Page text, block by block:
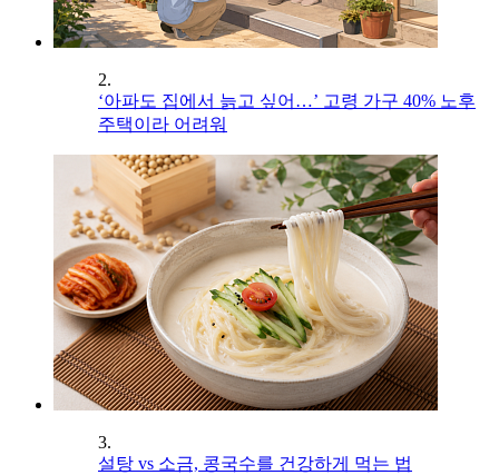
2.
‘아파도 집에서 늙고 싶어…’ 고령 가구 40% 노후
주택이라 어려워
3.
설탕 vs 소금, 콩국수를 건강하게 먹는 법